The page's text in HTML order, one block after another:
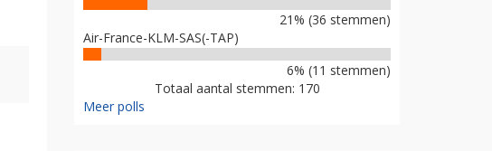
21% (36 stemmen)
Air-France-KLM-SAS(-TAP)
6% (11 stemmen)
Totaal aantal stemmen: 170
Meer polls